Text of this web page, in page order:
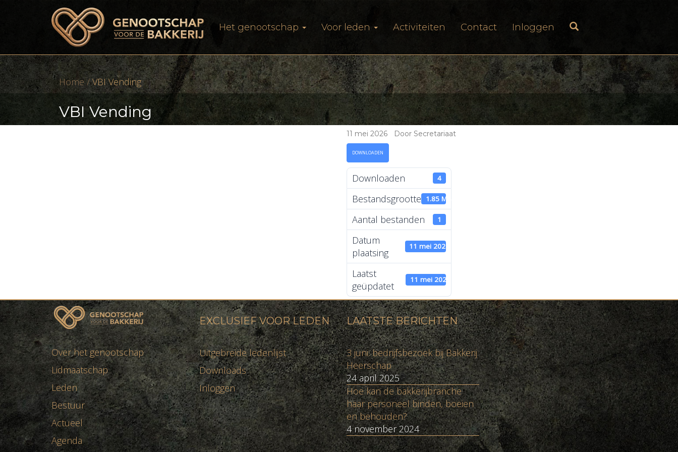
Het genootschap Voor leden Activiteiten Contact Inloggen
Home/VBI Vending
VBI Vending
11 mei 2026 Door Secretariaat
DOWNLOADEN
Downloaden 4
Bestandsgrootte 1.85 MB
Aantal bestanden 1
Datum
plaatsing
11 mei 2026
Laatst
geüpdatet
11 mei 2026
Over het genootschap
Lidmaatschap
Leden
Bestuur
Actueel
Agenda
EXCLUSIEF VOOR LEDEN
Uitgebreide ledenlijst
Downloads
Inloggen
LAATSTE BERICHTEN
3 juni: bedrijfsbezoek bij Bakkerij
Heerschap
24 april 2025
Hoe kan de bakkerijbranche
haar personeel binden, boeien
en behouden?
4 november 2024